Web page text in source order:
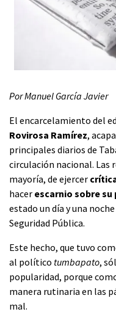
Por Manuel García Javier
El encarcelamiento del
Rovirosa Ramírez,
principales diarios de
circulación nacional. Las
mayoría, de ejercer
hacer escarnio sobre su
estado un día y una
Seguridad Pública.
Este hecho, que tuvo
al político tumbapato,
popularidad, porque
manera rutinaria en las
mal.